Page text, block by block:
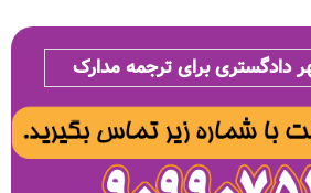
دادگستری برای ترجمه مدارک